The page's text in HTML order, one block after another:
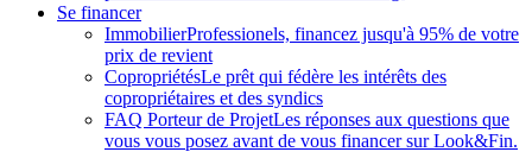
Se financer
ImmobilierProfessionels, financez jusqu'à 95% de votre
prix de revient
CopropriétésLe prêt qui fédère les intérêts des
copropriétaires et des syndics
FAQ Porteur de ProjetLes réponses aux questions que
vous vous posez avant de vous financer sur Look&Fin.